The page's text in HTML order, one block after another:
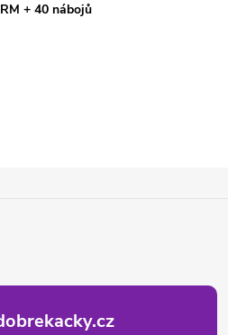
+ 40 nábojů